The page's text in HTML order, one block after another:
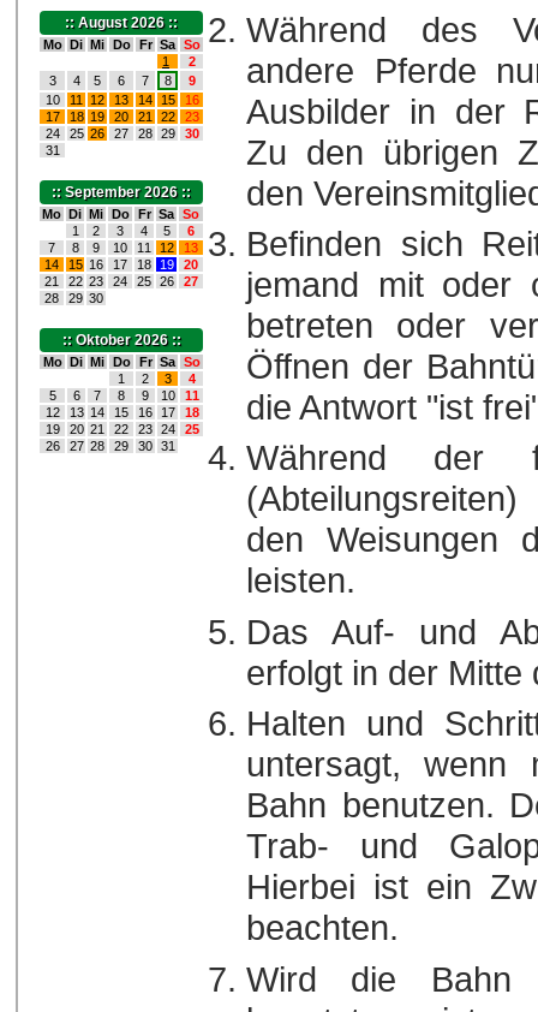
:: August 2026 ::
Mo Di Mi Do Fr Sa So
1
2
3
4 5 6 7 8
9
10
11 12 13 14 15
16
17
18 19 20 21 22
23
24
25 26 27 28 29
30
31
:: September 2026 ::
Mo Di Mi Do Fr Sa So
1
2 3 4 5
6
7
8 9 10 11 12
13
14
15 16 17 18 19
20
21
22 23 24 25 26
27
28
29 30
:: Oktober 2026 ::
Mo Di Mi Do Fr Sa So
1
2 3
4
5
6 7 8 9 10
11
12
13 14 15 16 17
18
19
20 21 22 23 24
25
26
27 28 29 30 31
Während des
andere Pferde
Ausbilder in der
Zu den übrigen
den
Befinden sich
jemand mit oder
betreten oder
Öffnen der
die Antwort "ist
Während der
den Weisungen
leisten.
Das Auf- und
erfolgt in der Mitte
Halten und
untersagt,
Bahn benutzen.
Trab- und
Hierbei ist ein
beachten.
Wird die Bahn